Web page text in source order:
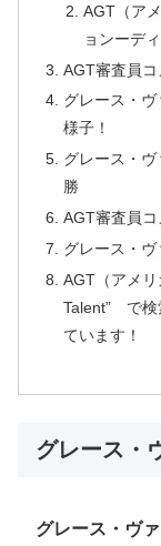
AGT（ア
ョンーデ
AGT審査員コ
グレース・
様子！
グレース・
勝
AGT審査員コ
グレース・
AGT（アメリ
Talent” で検
ています！
グレース・
グレース・ヴ